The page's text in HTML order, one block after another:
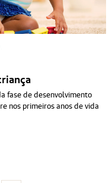
fase de desenvolvimento
nos primeiros anos de vida